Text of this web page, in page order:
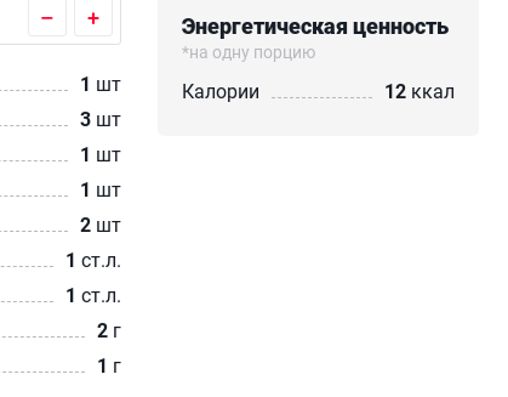
– +
1 шт
3 шт
1 шт
1 шт
2 шт
1 ст.л.
1 ст.л.
2 г
1 г
Энергетическая ценность
*на одну порцию
Калории 12 ккал